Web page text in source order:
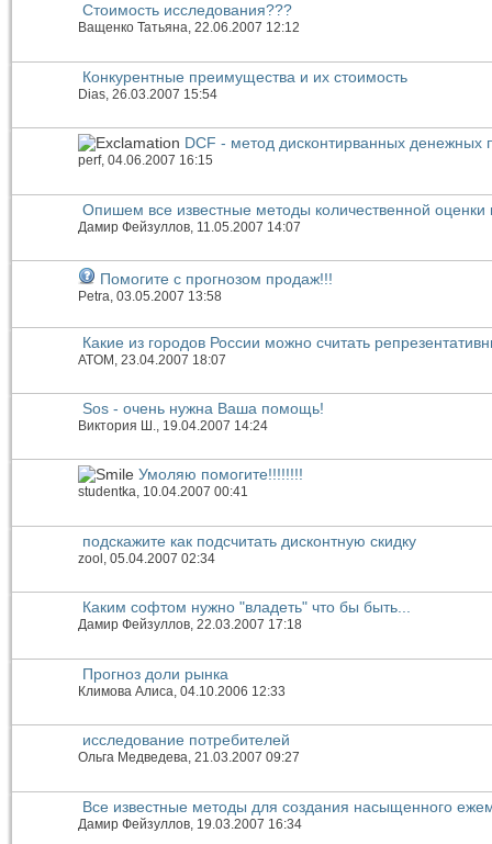
Стоимость исследования???
Ващенко Татьяна, 22.06.2007 12:12
Конкурентные преимущества и их стоимость
Dias , 26.03.2007 15:54
DCF - метод дисконтирванных денежных
perf, 04.06.2007 16:15
Опишем все известные методы количественной
Дамир Фейзуллов , 11.05.2007 14:07
Помогите с прогнозом продаж!!!
Petra, 03.05.2007 13:58
Какие из городов России можно считать
ATOM , 23.04.2007 18:07
Sos - очень нужна Ваша помощь!
Виктория Ш., 19.04.2007 14:24
Умоляю помогите!!!!!!!!
studentka, 10.04.2007 00:41
подскажите как подсчитать дисконтную скидку
zool , 05.04.2007 02:34
Каким софтом нужно "владеть" что бы быть...
Дамир Фейзуллов, 22.03.2007 17:18
Прогноз доли рынка
Климова Алиса, 04.10.2006 12:33
исследование потребителей
Ольга Медведева, 21.03.2007 09:27
Все известные методы для создания насыщенного
Дамир Фейзуллов, 19.03.2007 16:34